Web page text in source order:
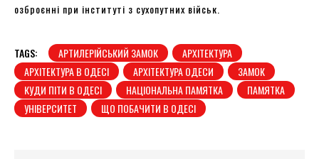
озброєнні при інституті з сухопутних військ.
TAGS: АРТИЛЕРІЙСЬКИЙ ЗАМОК
АРХІТЕКТУРА
АРХІТЕКТУРА В ОДЕСІ
АРХІТЕКТУРА ОДЕСИ
ЗАМОК
КУДИ ПІТИ В ОДЕСІ
НАЦІОНАЛЬНА ПАМЯТКА
ПАМЯТКА
УНІВЕРСИТЕТ
ЩО ПОБАЧИТИ В ОДЕСІ